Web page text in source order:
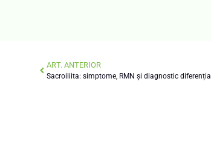
ART. ANTERIOR
Sacroiliita: simptome, RMN și diagnostic diferențial